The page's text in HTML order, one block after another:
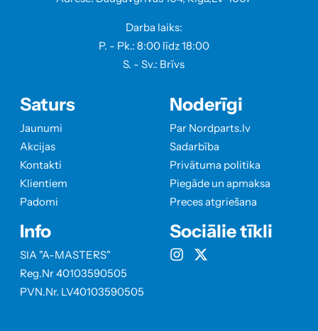
Darba laiks:
P. - Pk.: 8:00 līdz 18:00
S. - Sv.: Brīvs
Saturs
Jaunumi
Akcijas
Kontakti
Klientiem
Padomi
Info
SIA "A-MASTERS"
Reg.Nr 40103590505
PVN.Nr. LV40103590505
Noderīgi
Par Nordparts.lv
Sadarbība
Privātuma politika
Piegāde un apmaksa
Preces atgriešana
Sociālie tīkli